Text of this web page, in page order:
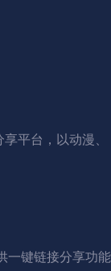
平台，以动漫、
一键链接分享功能